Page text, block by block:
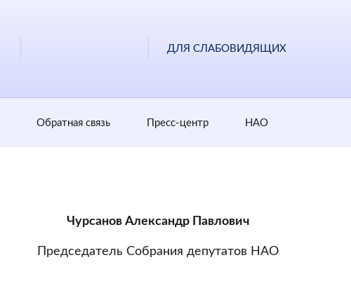
ДЛЯ СЛАБОВИДЯЩИХ
Обратная cвязь Пресс-центр НАО
Чурсанов Александр Павлович
Председатель Собрания депутатов НАО